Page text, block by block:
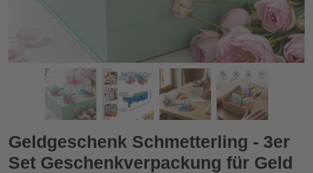
für Geld mit Farbverlauf
Geldgeschenk Schmetterling - 3er Set Geschenkverpackung
Zurück
Geldgeschenk Schmetterling - 3er
Set Geschenkverpackung für Geld